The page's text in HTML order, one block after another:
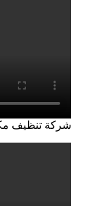
شركة تنظيف